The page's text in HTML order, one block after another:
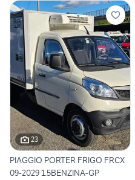
23
PIAGGIO PORTER FRIGO FRCX
09-2029 1.5BENZINA-GP